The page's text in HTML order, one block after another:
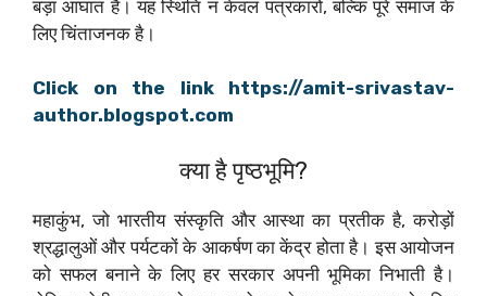
बड़ा आघात है। यह स्थिति न केवल पत्रकारों, बल्कि पूरे समाज के
लिए चिंताजनक है।
Click on the link https://amit-srivastav-
author.blogspot.com
क्या है पृष्ठभूमि?
महाकुंभ, जो भारतीय संस्कृति और आस्था का प्रतीक है, करोड़ों
श्रद्धालुओं और पर्यटकों के आकर्षण का केंद्र होता है। इस आयोजन
को सफल बनाने के लिए हर सरकार अपनी भूमिका निभाती है।